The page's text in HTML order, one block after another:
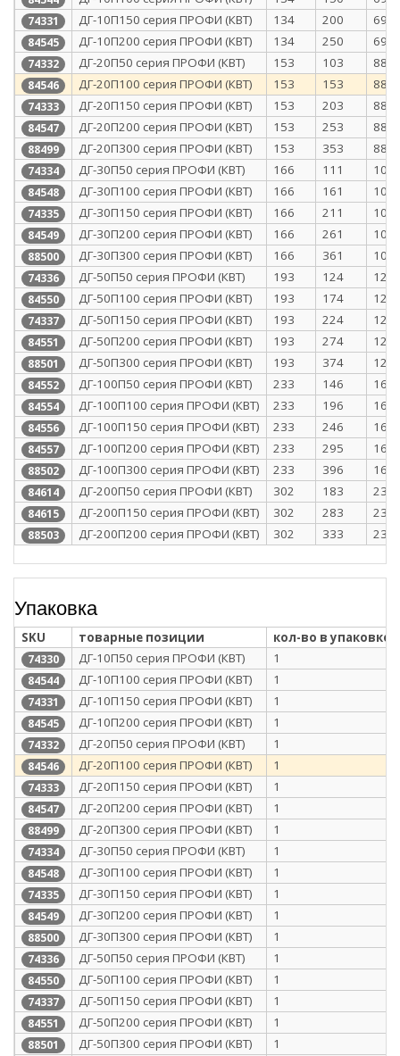
74331 ДГ-10П150 серия ПРОФИ (КВТ) 134 200 69
84545 ДГ-10П200 серия ПРОФИ (КВТ) 134 250 69
74332 ДГ-20П50 серия ПРОФИ (КВТ) 153 103 88
84546 ДГ-20П100 серия ПРОФИ (КВТ) 153 153 88
74333 ДГ-20П150 серия ПРОФИ (КВТ) 153 203 88
84547 ДГ-20П200 серия ПРОФИ (КВТ) 153 253 88
88499 ДГ-20П300 серия ПРОФИ (КВТ) 153 353 88
74334 ДГ-30П50 серия ПРОФИ (КВТ) 166 111 101
84548 ДГ-30П100 серия ПРОФИ (КВТ) 166 161 101
74335 ДГ-30П150 серия ПРОФИ (КВТ) 166 211 101
84549 ДГ-30П200 серия ПРОФИ (КВТ) 166 261 101
88500 ДГ-30П300 серия ПРОФИ (КВТ) 166 361 101
74336 ДГ-50П50 серия ПРОФИ (КВТ) 193 124 128
84550 ДГ-50П100 серия ПРОФИ (КВТ) 193 174 128
74337 ДГ-50П150 серия ПРОФИ (КВТ) 193 224 128
84551 ДГ-50П200 серия ПРОФИ (КВТ) 193 274 128
88501 ДГ-50П300 серия ПРОФИ (КВТ) 193 374 128
84552 ДГ-100П50 серия ПРОФИ (КВТ) 233 146 168
84554 ДГ-100П100 серия ПРОФИ (КВТ) 233 196 168
84556 ДГ-100П150 серия ПРОФИ (КВТ) 233 246 168
84557 ДГ-100П200 серия ПРОФИ (КВТ) 233 295 168
88502 ДГ-100П300 серия ПРОФИ (КВТ) 233 396 168
84614 ДГ-200П50 серия ПРОФИ (КВТ) 302 183 237
84615 ДГ-200П150 серия ПРОФИ (КВТ) 302 283 237
88503 ДГ-200П200 серия ПРОФИ (КВТ) 302 333 237
Упаковка
SKU товарные позиции кол-во в упаковке
74330 ДГ-10П50 серия ПРОФИ (КВТ) 1
84544 ДГ-10П100 серия ПРОФИ (КВТ) 1
74331 ДГ-10П150 серия ПРОФИ (КВТ) 1
84545 ДГ-10П200 серия ПРОФИ (КВТ) 1
74332 ДГ-20П50 серия ПРОФИ (КВТ) 1
84546 ДГ-20П100 серия ПРОФИ (КВТ) 1
74333 ДГ-20П150 серия ПРОФИ (КВТ) 1
84547 ДГ-20П200 серия ПРОФИ (КВТ) 1
88499 ДГ-20П300 серия ПРОФИ (КВТ) 1
74334 ДГ-30П50 серия ПРОФИ (КВТ) 1
84548 ДГ-30П100 серия ПРОФИ (КВТ) 1
74335 ДГ-30П150 серия ПРОФИ (КВТ) 1
84549 ДГ-30П200 серия ПРОФИ (КВТ) 1
88500 ДГ-30П300 серия ПРОФИ (КВТ) 1
74336 ДГ-50П50 серия ПРОФИ (КВТ) 1
84550 ДГ-50П100 серия ПРОФИ (КВТ) 1
74337 ДГ-50П150 серия ПРОФИ (КВТ) 1
84551 ДГ-50П200 серия ПРОФИ (КВТ) 1
88501 ДГ-50П300 серия ПРОФИ (КВТ) 1